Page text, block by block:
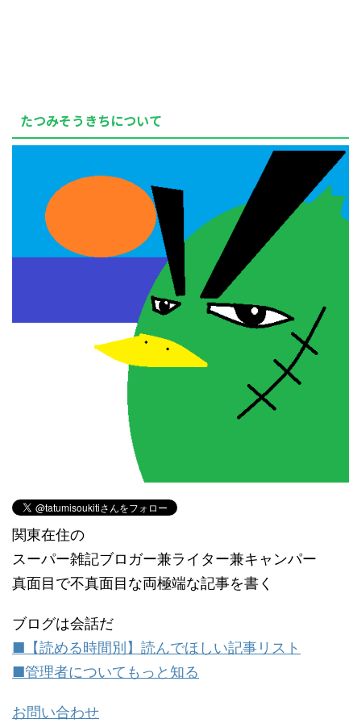
たつみそうきちについて
関東在住の
スーパー雑記ブロガー兼ライター兼キャンパー
真面目で不真面目な両極端な記事を書く
ブログは会話だ
■【読める時間別】読んでほしい記事リスト
■管理者についてもっと知る
お問い合わせ